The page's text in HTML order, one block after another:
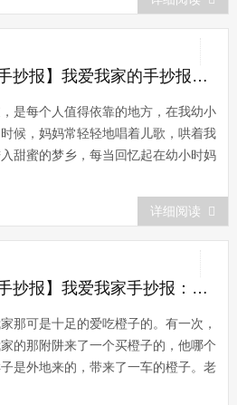
大，但是却有着家庭成员博大的情怀。
与我共同分享成功与微笑，共同容纳
【我爱我家为主题的手抄报】我爱我家的手抄报：对家的眷恋
是每个人值得依靠的地方，在我幼小
候，妈妈常轻轻地唱着儿歌，哄着我
甜蜜的梦乡，每当回忆起在幼小时妈
恋之情。 只有我这幸福小家，才能为
遮风避雨，伴着我幸福成长。我永远爱
家，我将努力学习科学文化知识，争
用智慧把我的家建设得更加美丽、...
详细阅读
【我爱我家我爱我国手抄报】我爱我家手抄报：我家爱吃橙
那可是十足的爱吃橙子的。有一次，
的那附阱来了一个买橙子的，他哪个
是外地来的，带来了一车的橙子。老